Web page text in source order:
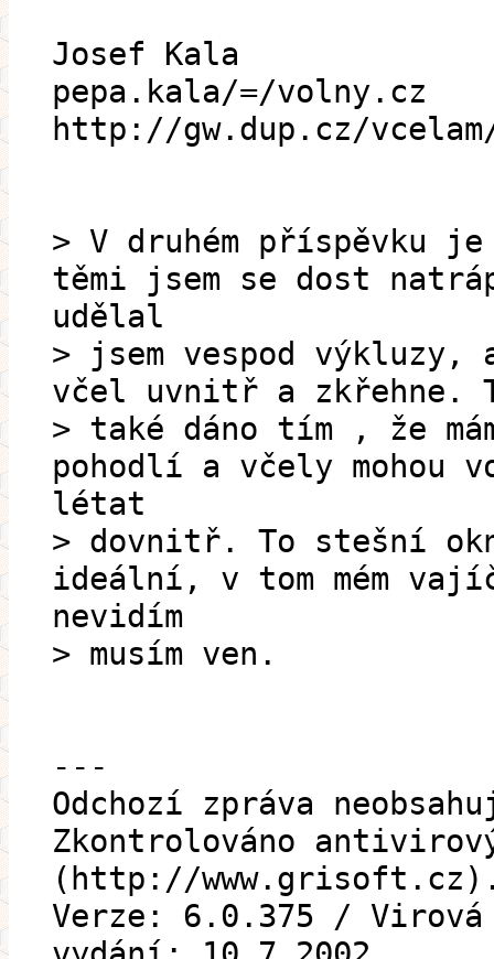
Josef Kala
pepa.kala/=/volny.cz
http://gw.dup.cz/
> V druhém příspěvku
těmi jsem se dost
udělal
> jsem vespod
včel uvnitř a zkřehne.
> také dáno tím , že
pohodlí a včely mohou
létat
> dovnitř. To stešní
ideální, v tom mém
nevidím
> musím ven.
---
Odchozí zpráva
Zkontrolováno
(http://
Verze: 6.0.375 / Virová